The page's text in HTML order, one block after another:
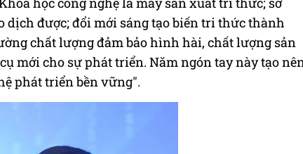
được; đổi mới sáng tạo biến tri thức thành
chất lượng đảm bảo hình hài, chất lượng sản
mới cho sự phát triển. Năm ngón tay này tạo
phát triển bền vững".